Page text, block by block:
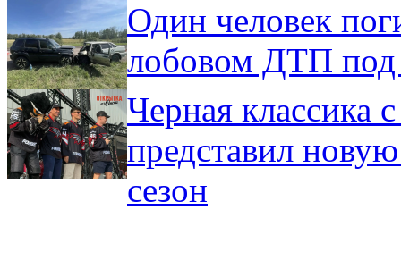
Один человек
лобовом ДТП
Черная классика
представил
сезон